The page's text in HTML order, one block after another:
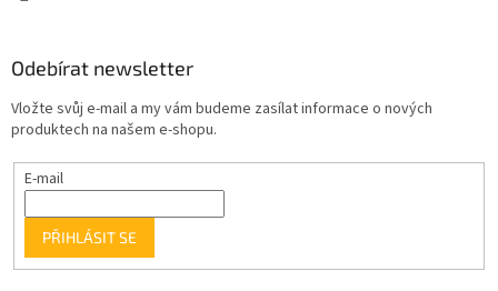
Odebírat newsletter
Vložte svůj e-mail a my vám budeme zasílat informace o nových
produktech na našem e-shopu.
E-mail
PŘIHLÁSIT SE